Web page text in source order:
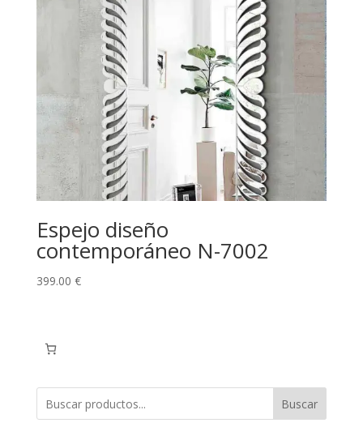
974.00 €
Espejo diseño
contemporáneo N-7002
399.00 €
Buscar